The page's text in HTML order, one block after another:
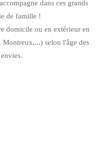
dans ces grands
de famille !
domicile ou en extérieur en
Montreux,...) selon l'âge des